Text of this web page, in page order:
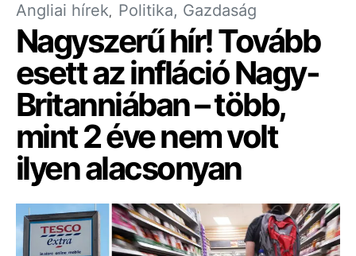
Angliai hírek Politika, Gazdaság
Nagyszerű hír! Tovább
esett az infláció Nagy-
Britanniában – több,
mint 2 éve nem volt
ilyen alacsonyan